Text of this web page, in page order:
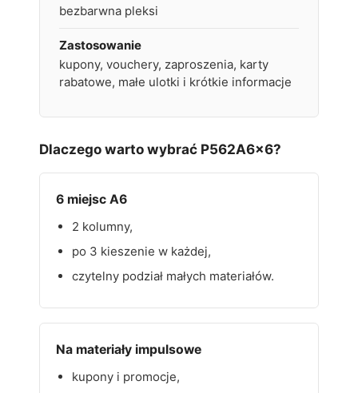
bezbarwna pleksi
Zastosowanie
kupony, vouchery, zaproszenia, karty
rabatowe, małe ulotki i krótkie informacje
Dlaczego warto wybrać P562A6x6?
6 miejsc A6
2 kolumny,
po 3 kieszenie w każdej,
czytelny podział małych materiałów.
Na materiały impulsowe
kupony i promocje,